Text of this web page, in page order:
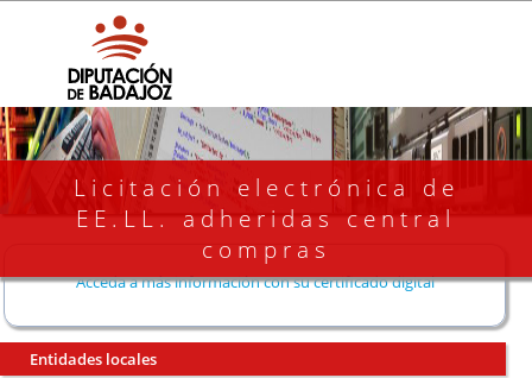
Licitación electrónica de
EE.LL. adheridas central
compras
Acceda a más información con su certificado digital
Entidades locales